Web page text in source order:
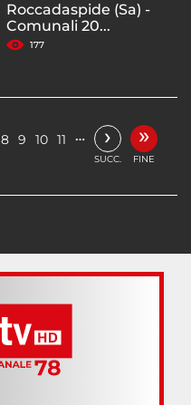
Roccadaspide (Sa) -
Comunali 20...
177
8 9 10 11 … ›
SUCC.
»
FINE